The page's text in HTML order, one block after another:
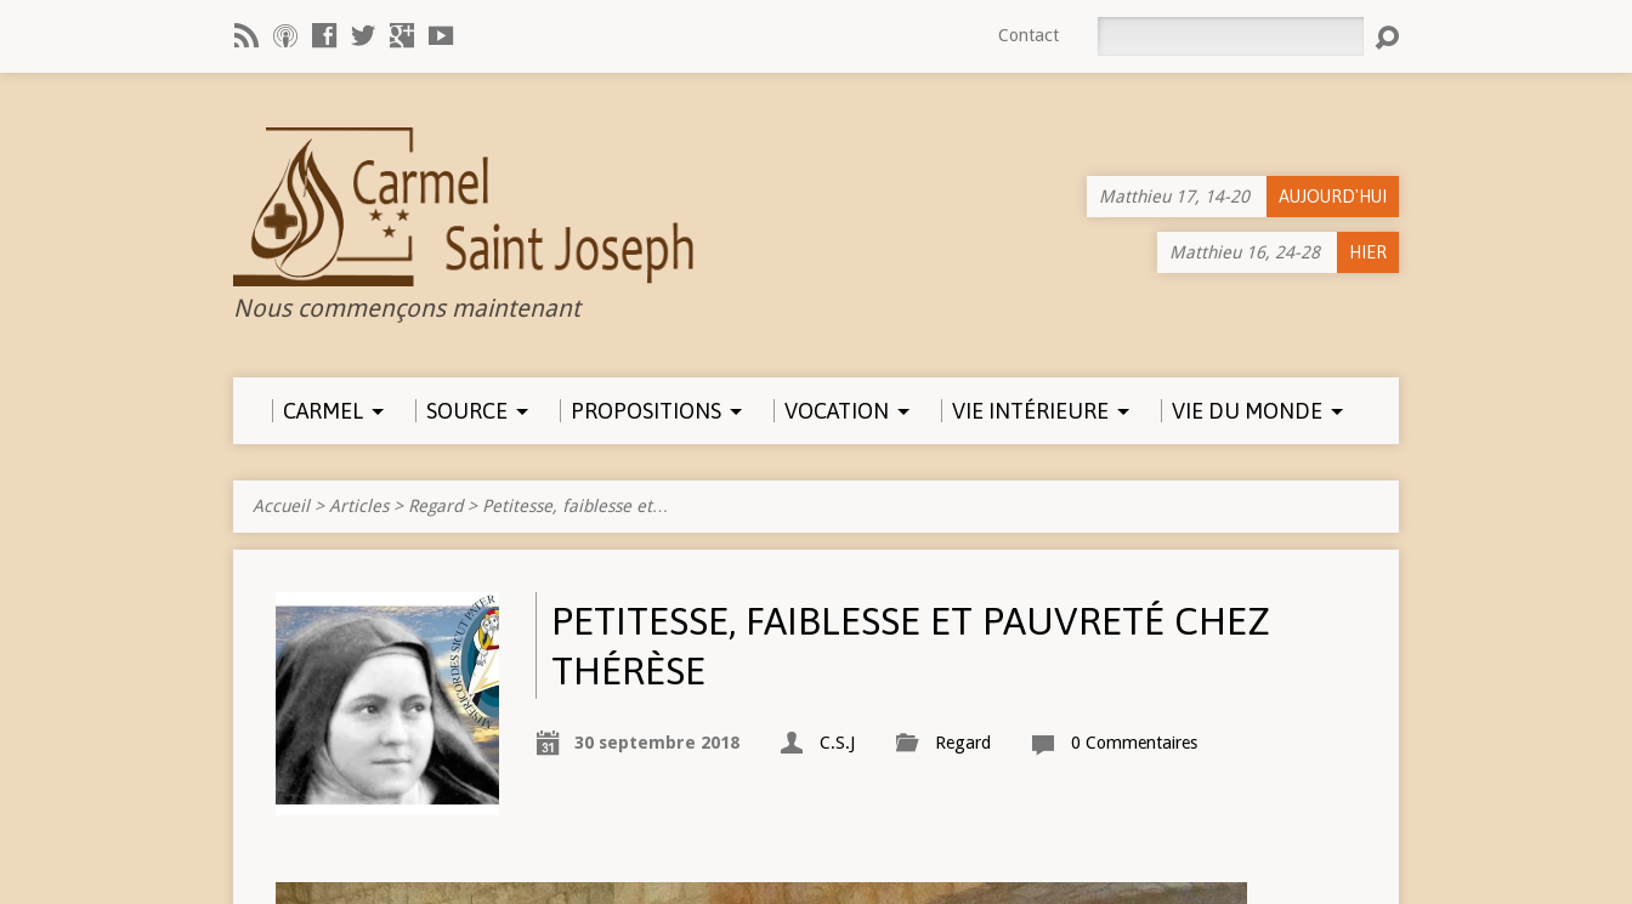
Contact
Nous commençons maintenant
Matthieu 17, 14-20 AUJOURD'HUI
Matthieu 16, 24-28 HIER
CARMEL SOURCE PROPOSITIONS VOCATION VIE INTÉRIEURE VIE DU MONDE
Accueil> Articles> Regard> Petitesse, faiblesse et…
PETITESSE, FAIBLESSE ET PAUVRETÉ CHEZ
THÉRÈSE
30 septembre 2018 C.S.J Regard 0 Commentaires